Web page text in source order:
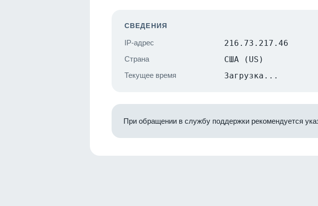
СВЕДЕНИЯ
IP-адрес 216.73.217.46
Страна США (US)
Текущее время Загрузка...
При обращении в службу поддержки рекомендуется